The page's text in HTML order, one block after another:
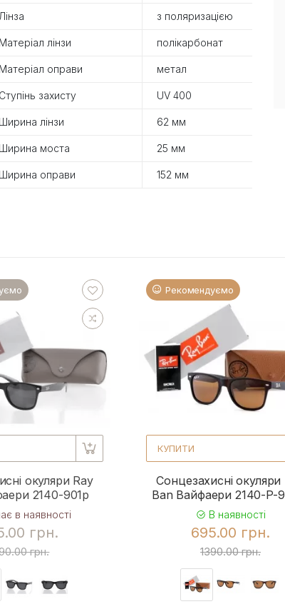
Лінза з поляризацією
Матеріал лінзи полікарбонат
Матеріал оправи метал
Ступінь захисту UV 400
Ширина лінзи 62 мм
Ширина моста 25 мм
Ширина оправи 152 мм
окуляри Ray
2140-901p
в наявності
грн.
грн.
Рекомендуємо
КУПИТИ
Сонцезахисні окуляри
Ban Вайфаери 2140-P-
В наявності
695.00 грн.
1390.00 грн.